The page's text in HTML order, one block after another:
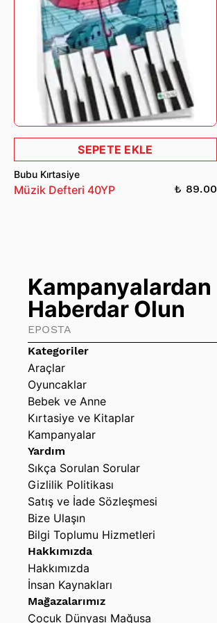
SEPETE EKLE
Bubu Kırtasiye
Müzik Defteri 40YP ₺ 89.00
Kategoriler
Araçlar
Oyuncaklar
Bebek ve Anne
Kırtasiye ve Kitaplar
Kampanyalar
Yardım
Sıkça Sorulan Sorular
Gizlilik Politikası
Satış ve İade Sözleşmesi
Bize Ulaşın
Bilgi Toplumu Hizmetleri
Hakkımızda
Hakkımızda
İnsan Kaynakları
Mağazalarımız
Çocuk Dünyası Mağusa
Kampanyalardan
Haberdar Olun